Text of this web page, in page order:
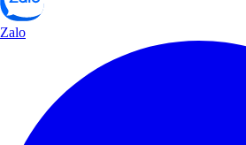
Zalo